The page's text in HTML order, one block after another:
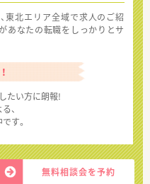
東北エリア全域で求人のご紹
あなたの転職をしっかりとサ
たい方に朗報!
、
す。
無料相談会を予約